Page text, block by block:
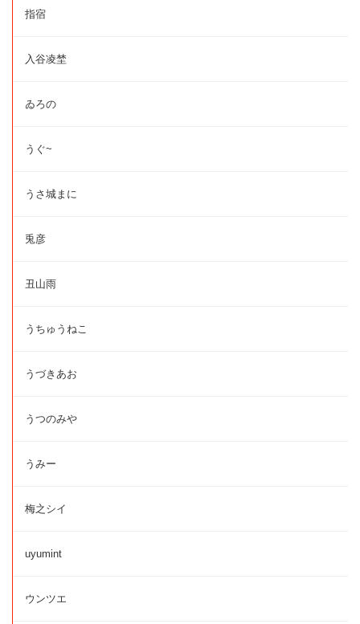
指宿
入谷凌埜
ゐろの
うぐ~
うさ城まに
兎彦
丑山雨
うちゅうねこ
うづきあお
うつのみや
うみー
梅之シイ
uyumint
ウンツエ